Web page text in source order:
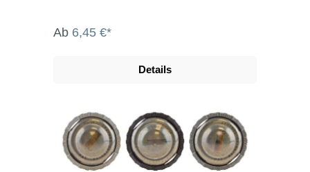
Ab 6,45 €*
Details